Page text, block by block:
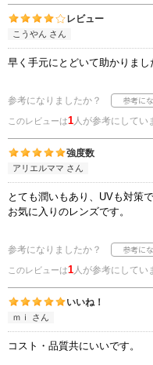
レビュー
こうやん さん
早く手元にとどいて助かりま
参考になりましたか？
このレビューは1人が参考にしてい
強度数
アリエルママ さん
とても潤いもあり、UVも対策
お気に入りのレンズです。
参考になりましたか？
このレビューは1人が参考にしてい
いいね！
ｍｉ さん
コスト・品質共にいいです。